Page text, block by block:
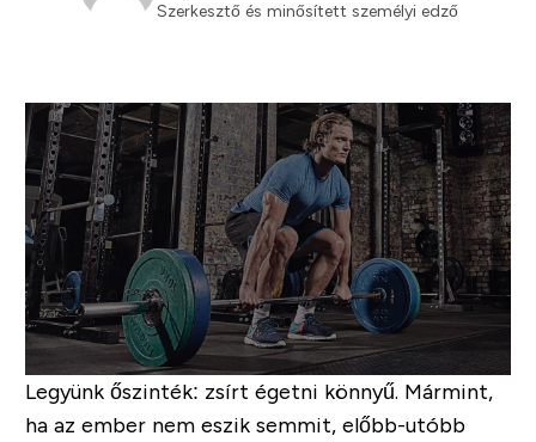
Szerkesztő és minősített személyi edző
Legyünk őszinték: zsírt égetni könnyű. Mármint,
ha az ember nem eszik semmit, előbb-utóbb